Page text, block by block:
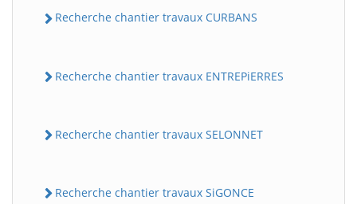
Recherche chantier travaux CURBANS
Recherche chantier travaux ENTREPiERRES
Recherche chantier travaux SELONNET
Recherche chantier travaux SiGONCE